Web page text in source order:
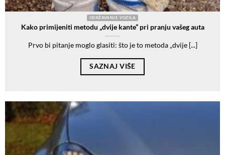
ODRŽAVANJE VOZILA
Kako primijeniti metodu „dvije kante“ pri pranju vašeg auta
Prvo bi pitanje moglo glasiti: što je to metoda „dvije [...]
SAZNAJ VIŠE